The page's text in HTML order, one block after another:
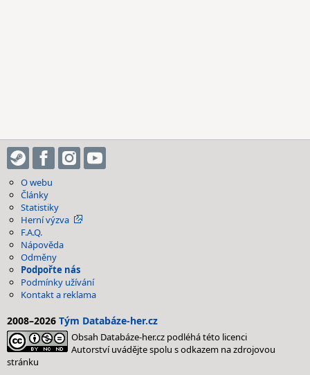
O webu
Články
Statistiky
Herní výzva
F.A.Q.
Nápověda
Odměny
Podpořte nás
Podmínky užívání
Kontakt a reklama
2008–2026 Tým Databáze-her.cz
Obsah Databáze-her.cz podléhá této licenci
Autorství uvádějte spolu s odkazem na zdrojovou
stránku